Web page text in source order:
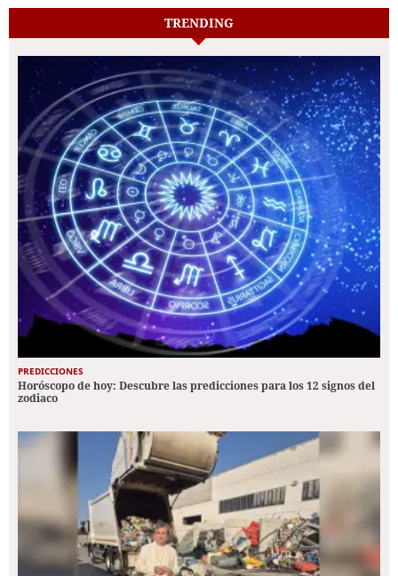
TRENDING
PREDICCIONES
Horóscopo de hoy: Descubre las predicciones para los 12 signos del
zodiaco